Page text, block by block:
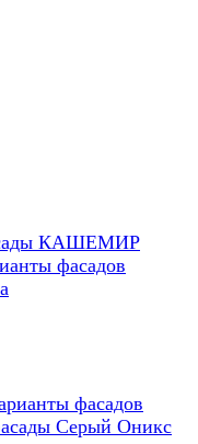
КАШЕМИР
фасадов
фасадов
Серый Оникс